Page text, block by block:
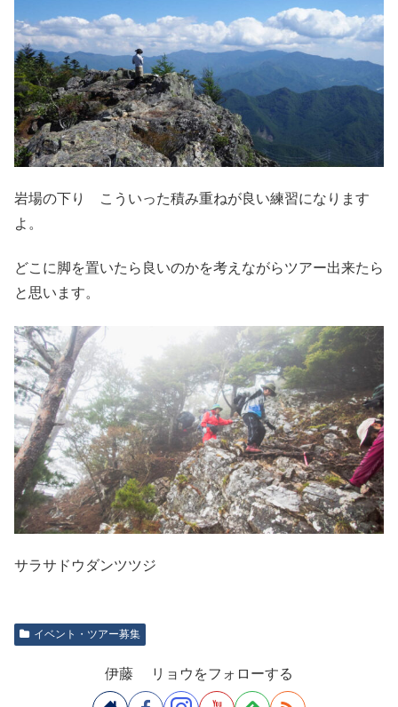
岩場の下り こういった積み重ねが良い練習になります
よ。
どこに脚を置いたら良いのかを考えながらツアー出来たら
と思います。
サラサドウダンツツジ
イベント・ツアー募集
伊藤 リョウをフォローする